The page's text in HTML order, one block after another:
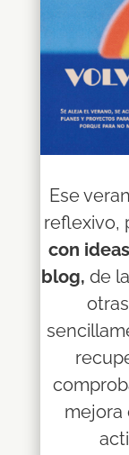
Ese
reflexivo,
con
blog, de
mejora